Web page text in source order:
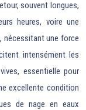
souvent longues,
heures, voire une
nécessitant une force
intensément les
essentielle pour
excellente condition
de nage en eaux